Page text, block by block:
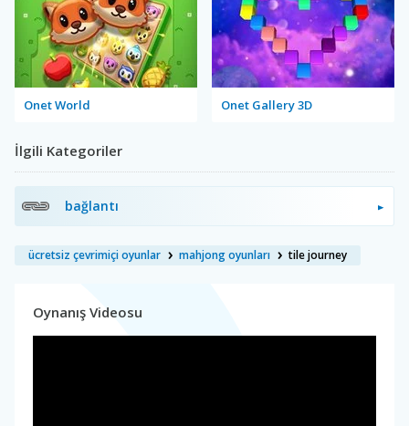
Onet World Onet Gallery 3D
İlgili Kategoriler
bağlantı
ücretsiz çevrimiçi oyunlar mahjong oyunları tile journey
Oynanış Videosu